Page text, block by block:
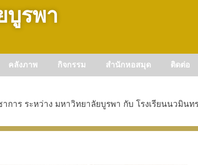
บูรพา
คลังภาพ กิจกรรม สำนักหอสมุด ติดต่อ
การ ระหว่าง มหาวิทยาลัยบูรพา กับ โรงเรียนนวมิน